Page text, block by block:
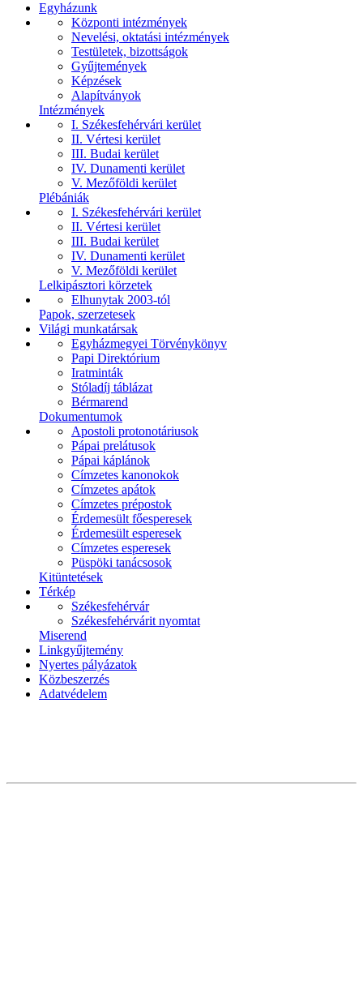
Egyházunk
Központi intézmények
Nevelési, oktatási intézmények
Testületek, bizottságok
Gyűjtemények
Képzések
Alapítványok
Intézmények
I. Székesfehérvári kerület
II. Vértesi kerület
III. Budai kerület
IV. Dunamenti kerület
V. Mezőföldi kerület
Plébániák
I. Székesfehérvári kerület
II. Vértesi kerület
III. Budai kerület
IV. Dunamenti kerület
V. Mezőföldi kerület
Lelkipásztori körzetek
Elhunytak 2003-tól
Papok, szerzetesek
Világi munkatársak
Egyházmegyei Törvénykönyv
Papi Direktórium
Iratminták
Stóladíj táblázat
Bérmarend
Dokumentumok
Apostoli protonotáriusok
Pápai prelátusok
Pápai káplánok
Címzetes kanonokok
Címzetes apátok
Címzetes prépostok
Érdemesült főesperesek
Érdemesült esperesek
Címzetes esperesek
Püspöki tanácsosok
Kitüntetések
Térkép
Székesfehérvár
Székesfehérvárit nyomtat
Miserend
Linkgyűjtemény
Nyertes pályázatok
Közbeszerzés
Adatvédelem